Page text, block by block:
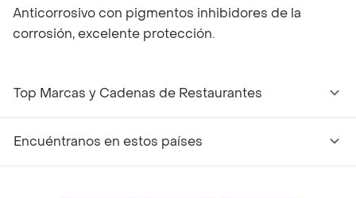
Anticorrosivo con pigmentos inhibidores de la
corrosión, excelente protección.
Top Marcas y Cadenas de Restaurantes
Encuéntranos en estos países